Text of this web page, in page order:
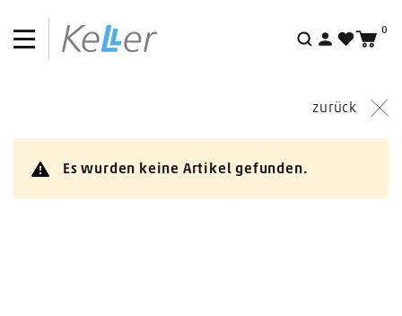
Suche
0
Aktionen
zurück
Es wurden keine Artikel gefunden.